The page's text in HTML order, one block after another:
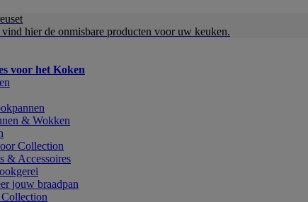
hier de onmisbare producten voor uw keuken.
voor het Koken
& Wokken
Collection
& Accessoires
jouw braadpan